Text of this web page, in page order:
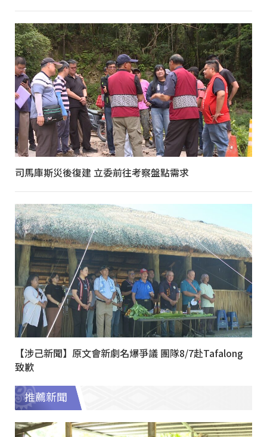
司馬庫斯災後復建 立委前往考察盤點需求
【涉己新聞】原文會新劇名爆爭議 團隊8/7赴Tafalong
致歉
推薦新聞